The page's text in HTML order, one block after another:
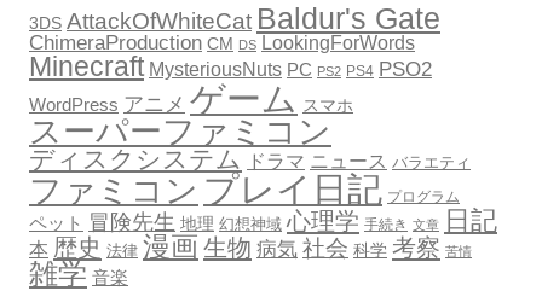
3DS AttackOfWhiteCat Baldur's Gate
ChimeraProduction CM DS LookingForWords
Minecraft MysteriousNuts PC PS2 PS4 PSO2
WordPress アニメ ゲーム スマホ
スーパーファミコン
ディスクシステム ドラマ ニュース バラエティ
ファミコン プレイ日記 プログラム
ペット 冒険先生 地理 幻想神域 心理学 手続き 文章 日記
本 歴史 法律 漫画 生物 病気 社会 科学 考察 苦情
雑学 音楽